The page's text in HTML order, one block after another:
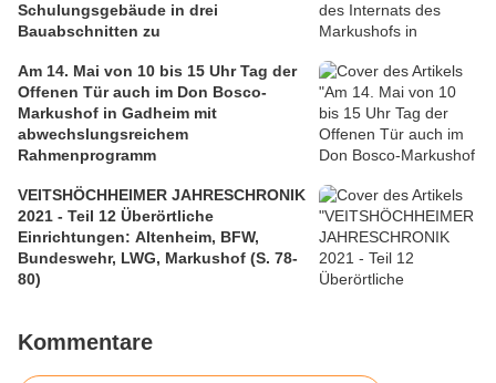
Schulungsgebäude in drei
Bauabschnitten zu
Am 14. Mai von 10 bis 15 Uhr Tag der
Offenen Tür auch im Don Bosco-
Markushof in Gadheim mit
abwechslungsreichem
Rahmenprogramm
VEITSHÖCHHEIMER JAHRESCHRONIK
2021 - Teil 12 Überörtliche
Einrichtungen: Altenheim, BFW,
Bundeswehr, LWG, Markushof (S. 78-
80)
Kommentare